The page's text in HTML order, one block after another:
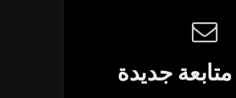
جديدة